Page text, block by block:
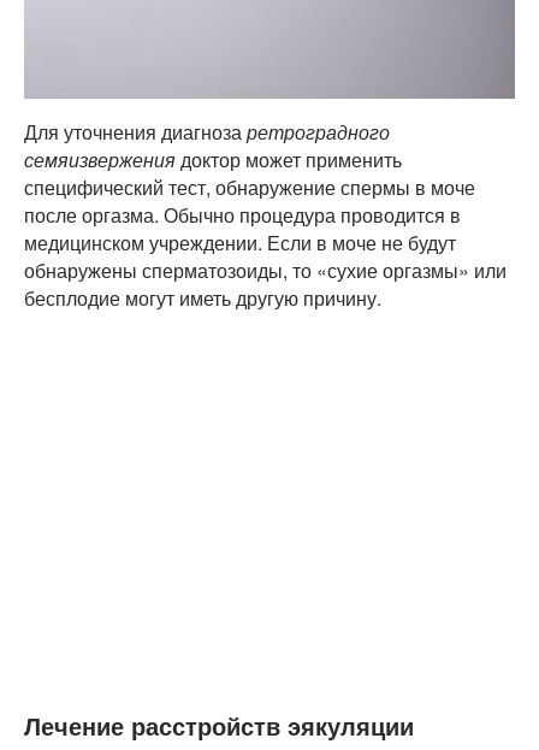
Для уточнения диагнозаретроградного
семяизвержениядоктор может применить
специфический тест, обнаружение спермы в моче
после оргазма. Обычно процедура проводится в
медицинском учреждении. Если в моче не будут
обнаружены сперматозоиды, то «сухие оргазмы» или
бесплодие могут иметь другую причину.
Лечение расстройств эякуляции